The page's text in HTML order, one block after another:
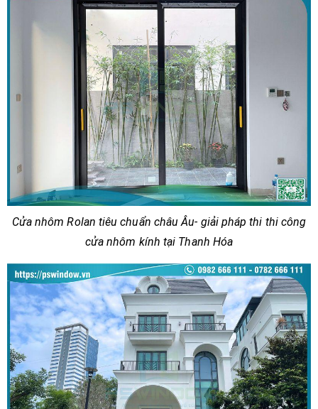
Cửa nhôm Rolan tiêu chuẩn châu Âu- giải pháp thi thi công
cửa nhôm kính tại Thanh Hóa